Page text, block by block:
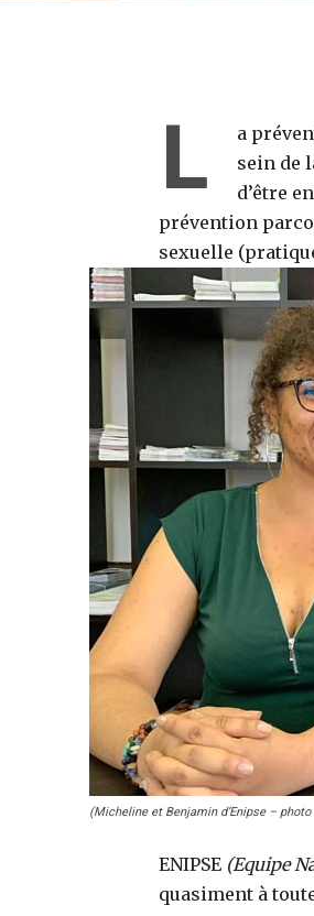
L
a
sein de
d’être
prévention
sexuelle
(Micheline et Benjamin d’Enipse – photo
ENIPSE (Equipe
quasiment à